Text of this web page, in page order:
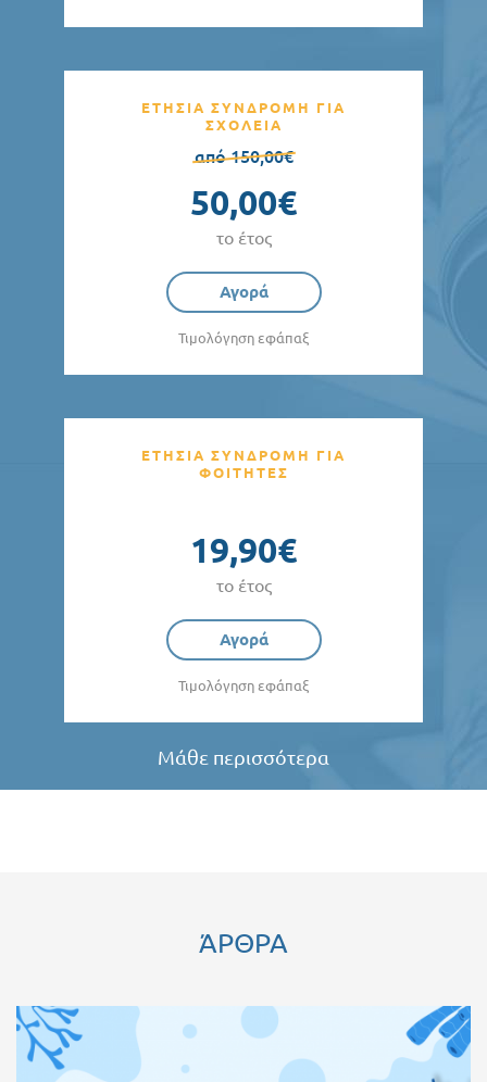
ΕΤΗΣΙΑ ΣΥΝΔΡΟΜΗ ΓΙΑ
ΣΧΟΛΕΙΑ
από 150,00€
50,00€
το έτος
Αγορά
Τιμολόγηση εφάπαξ
ΕΤΗΣΙΑ ΣΥΝΔΡΟΜΗ ΓΙΑ
ΦΟΙΤΗΤΕΣ
19,90€
το έτος
Αγορά
Τιμολόγηση εφάπαξ
Μάθε περισσότερα
ΆΡΘΡΑ